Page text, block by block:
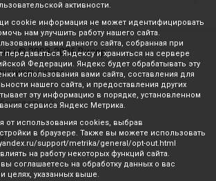
© 2003-2026 Вилор
активности.
cookie информация не может идентифицировать
нам улучшить работу нашего сайта.
вами данного сайта, собранная при
Яндексу и храниться на сервере
Федерации. Яндекс будет обрабатывать эту
использования вами сайта, составления для
нашего сайта, и предоставления других
эту информацию в порядке, установленном
сервиса Яндекс Метрика.
от использования cookies, выбрав
в браузере. Также вы можете использовать
support/metrika/general/opt-out.html
на работу некоторых функций сайта.
вы соглашаетесь на обработку данных о вас
целях, указанных выше.